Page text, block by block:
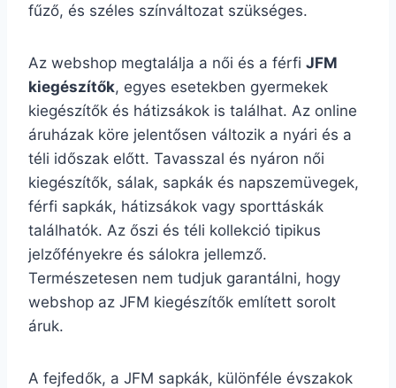
fűző, és széles színváltozat szükséges.
Az webshop megtalálja a női és a férfi JFM
kiegészítők, egyes esetekben gyermekek
kiegészítők és hátizsákok is találhat. Az online
áruházak köre jelentősen változik a nyári és a
téli időszak előtt. Tavasszal és nyáron női
kiegészítők, sálak, sapkák és napszemüvegek,
férfi sapkák, hátizsákok vagy sporttáskák
találhatók. Az őszi és téli kollekció tipikus
jelzőfényekre és sálokra jellemző.
Természetesen nem tudjuk garantálni, hogy
webshop az JFM kiegészítők említett sorolt
áruk.
A fejfedők, a JFM sapkák, különféle évszakok